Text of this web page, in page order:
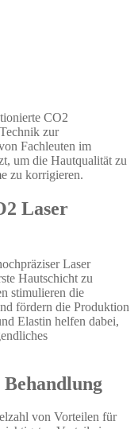
CO2
zur
Fachleuten im
um die Hautqualität zu
zu korrigieren.
Laser
Laser
Hautschicht zu
stimulieren die
fördern die Produktion
Elastin helfen dabei,
von Vorteilen für